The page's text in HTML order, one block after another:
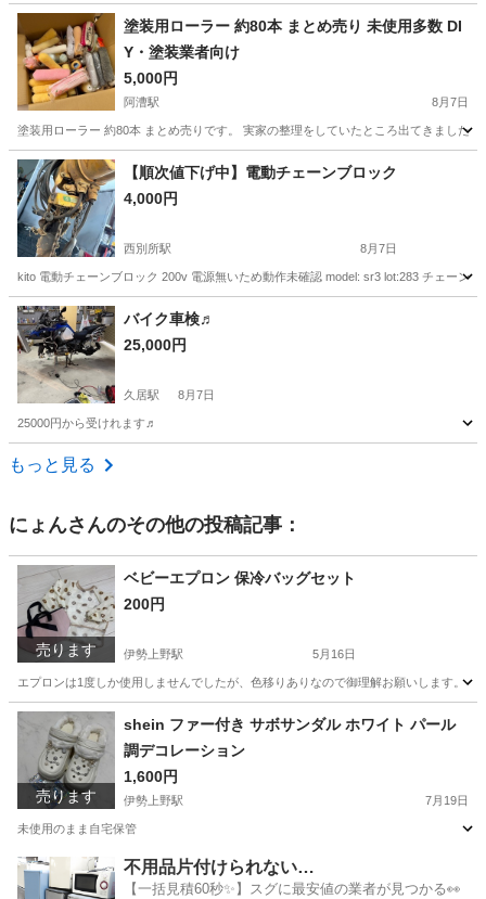
三重 鈴鹿市 河曲駅 その他
塗装用ローラー 約80本 まとめ売り 未使用多数 DI
Y・塗装業者向け
5,000円
阿漕駅 8月7日
塗装用ローラー 約80本 まとめ売りです。 実家の整理をしていたところ出てきました
三重 津市 阿漕駅 その他
【順次値下げ中】電動チェーンブロック
4,000円
西別所駅 8月7日
kito 電動チェーンブロック 200v 電源無いため動作未確認 model: sr3 lot:283 チェーン
三重 桑名市 西別所駅
バイク車検♬
25,000円
久居駅 8月7日
25000円から受けれます♬
三重 津市
もっと見る
にょんさんのその他の投稿記事：
売ります
ベビーエプロン 保冷バッグセット
200円
伊勢上野駅 5月16日
エプロンは1度しか使用しませんでしたが、色移りありなので御理解お願いします。
三重 津市 バッグ エプロン
売ります
shein ファー付き サボサンダル ホワイト パール
調デコレーション
1,600円
伊勢上野駅 7月19日
未使用のまま自宅保管
三重 津市 伊勢上野駅 靴
不用品片付けられない…
【一括見積60秒✨】スグに最安値の業者が見つかる👀